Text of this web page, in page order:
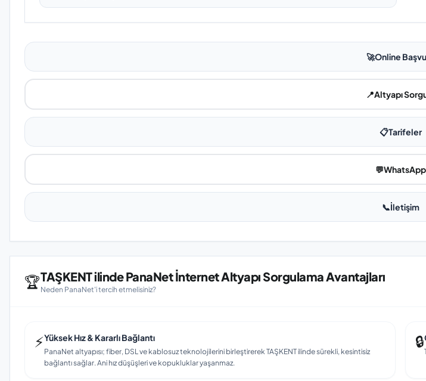
🚀Online
📍Altyapı
📋Tarifeler
💬WhatsApp
📞İletişim
🏆TAŞKENT ilinde PanaNet İnternet Altyapı Sorgulama Avantajları
Neden PanaNet'i tercih etmelisiniz?
⚡Yüksek Hız & Kararlı Bağlantı
PanaNet altyapısı; fiber, DSL ve kablosuz teknolojilerini birleştirerek TAŞKENT ilinde sürekli, kesintisiz
bağlantı sağlar. Ani hız düşüşleri ve kopukluklar yaşanmaz.
🔒